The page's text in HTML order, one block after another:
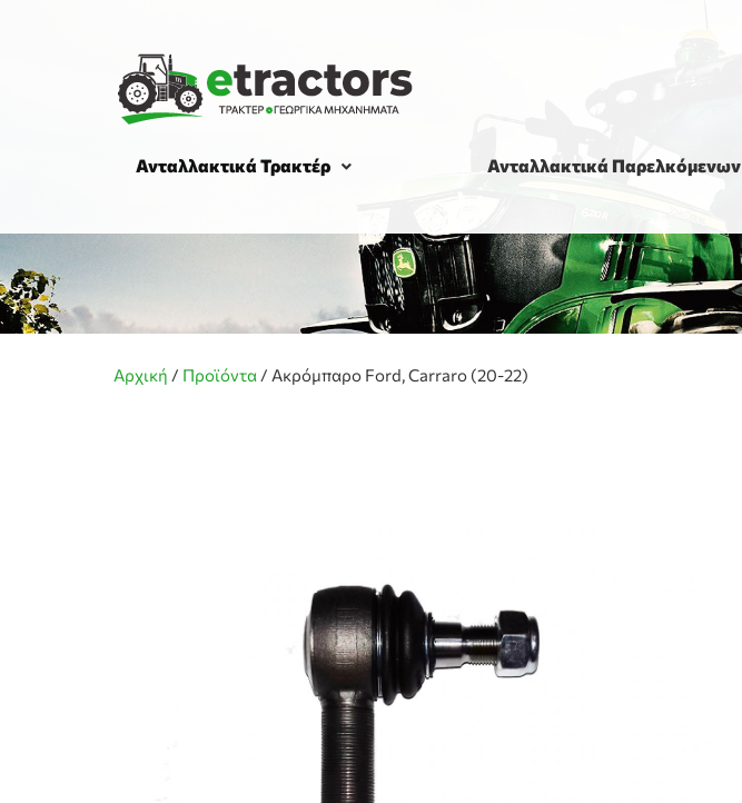
Ανταλλακτικά Τρακτέρ Ανταλλακτικά Παρελκόμενων
Αρχική / Προϊόντα / Ακρόμπαρο Ford, Carraro (20-22)